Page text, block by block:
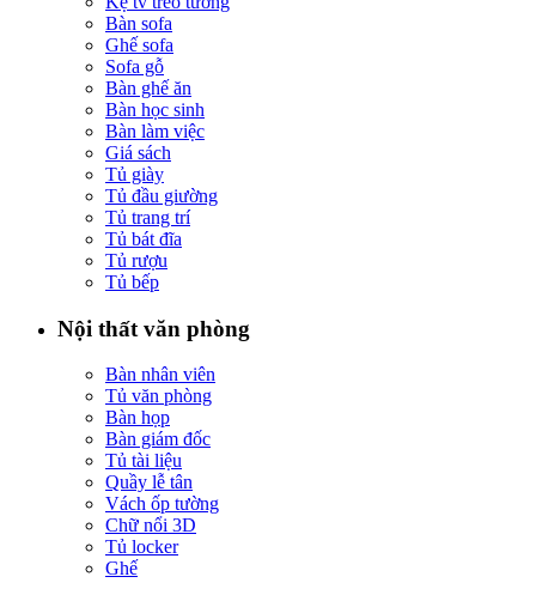
Bàn sofa
Ghế sofa
Sofa gỗ
Bàn ghế ăn
Bàn học sinh
Bàn làm việc
Giá sách
Tủ giày
Tủ đầu giường
Tủ trang trí
Tủ bát đĩa
Tủ rượu
Tủ bếp
Nội thất văn phòng
Bàn nhân viên
Tủ văn phòng
Bàn họp
Bàn giám đốc
Tủ tài liệu
Quầy lễ tân
Vách ốp tường
Chữ nổi 3D
Tủ locker
Ghế